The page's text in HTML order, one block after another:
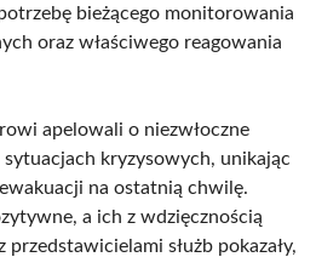
bieżącego monitorowania
oraz właściwego reagowania
apelowali o niezwłoczne
kryzysowych, unikając
na ostatnią chwilę.
a ich z wdzięcznością
służb pokazały,